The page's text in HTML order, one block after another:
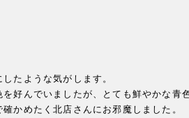
たような気がします。
好んでいましたが、とても鮮やかな青
かめたく北店さんにお邪魔しました。